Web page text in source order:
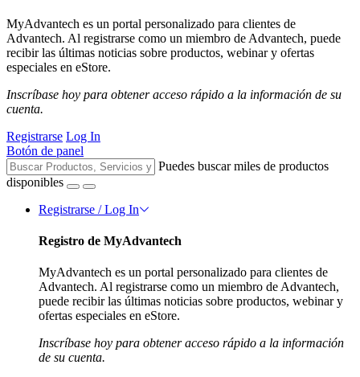
MyAdvantech es un portal personalizado para clientes de
Advantech. Al registrarse como un miembro de Advantech, puede
recibir las últimas noticias sobre productos, webinar y ofertas
especiales en eStore.
Inscríbase hoy para obtener acceso rápido a la información de su
cuenta.
Registrarse Log In
Botón de panel
Puedes buscar miles de productos
disponibles
Registrarse / Log In
Registro de MyAdvantech
MyAdvantech es un portal personalizado para clientes de
Advantech. Al registrarse como un miembro de Advantech,
puede recibir las últimas noticias sobre productos, webinar y
ofertas especiales en eStore.
Inscríbase hoy para obtener acceso rápido a la información
de su cuenta.